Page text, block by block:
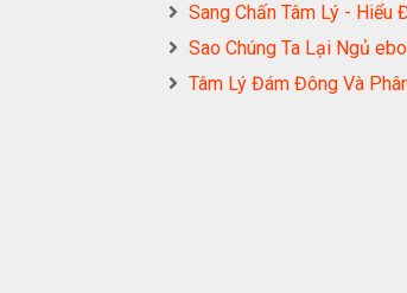
Sang Chấn Tâm Lý - Hiểu
Sao Chúng Ta Lại Ngủ
Tâm Lý Đám Đông Và